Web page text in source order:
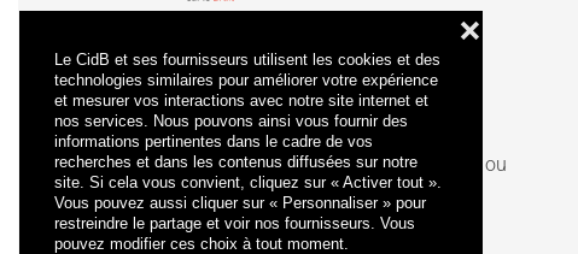
Le CidB et ses fournisseurs utilisent les cookies et des
technologies similaires pour améliorer votre expérience
et mesurer vos interactions avec notre site internet et
nos services. Nous pouvons ainsi vous fournir des
informations pertinentes dans le cadre de vos
recherches et dans les contenus diffusées sur notre
site. Si cela vous convient, cliquez sur « Activer tout ».
Vous pouvez aussi cliquer sur « Personnaliser » pour
restreindre le partage et voir nos fournisseurs. Vous
pouvez modifier ces choix à tout moment.
❌
Lacertification qualité a été délivrée au titre de la ou
des catégories d'actions suivantes : actions de
formation.